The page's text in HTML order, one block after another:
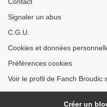
Contact
Signaler un abus
C.G.U.
Cookies et données
Préférences cookies
Voir le profil de Fanch Broudic
Créer un